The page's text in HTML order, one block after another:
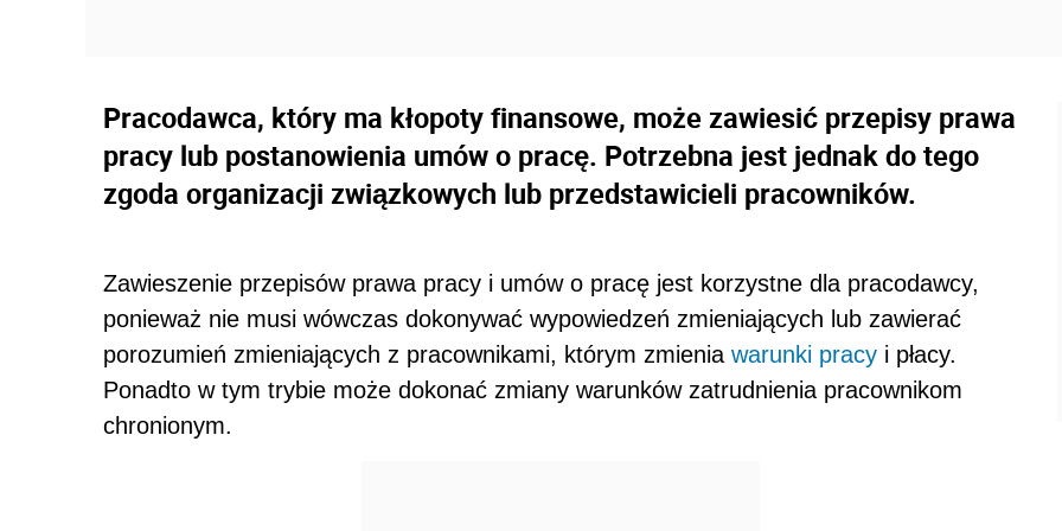
Pracodawca, który ma kłopoty finansowe, może zawiesić przepisy prawa
pracy lub postanowienia umów o pracę. Potrzebna jest jednak do tego
zgoda organizacji związkowych lub przedstawicieli pracowników.
Zawieszenie przepisów prawa pracy i umów o pracę jest korzystne dla pracodawcy,
ponieważ nie musi wówczas dokonywać wypowiedzeń zmieniających lub zawierać
porozumień zmieniających z pracownikami, którym zmienia warunki pracy i płacy.
Ponadto w tym trybie może dokonać zmiany warunków zatrudnienia pracownikom
chronionym.